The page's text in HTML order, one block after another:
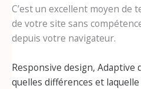
C’est un excellent moyen de
de votre site sans
depuis votre navigateur.
Responsive design, Adaptive
quelles différences et